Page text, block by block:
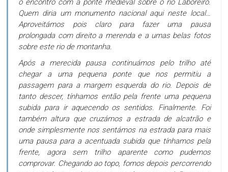
o encontro com a ponte medieval sobre o rio Laboreiro.
Quem diria um monumento nacional aqui neste local…
Aproveitámos pois claro para fazer uma pausa
prolongada com direito a merenda e a umas belas fotos
sobre este rio de montanha.
Após a merecida pausa continuámos pelo trilho até
chegar a uma pequena ponte que nos permitiu a
passagem para a margem esquerda do rio. Depois de
tanto descer, tínhamos então pela frente uma pequena
subida para ir aquecendo os sentidos. Finalmente. Foi
também altura que cruzámos a estrada de alcatrão e
onde simplesmente nos sentámos na estrada para mais
uma pausa para a acentuada subida que tínhamos pela
frente, agora sem trilho aparente como pudemos
comprovar. Chegando ao topo, fomos depois percorrendo